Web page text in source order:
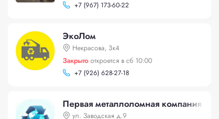
+7 (967) 173-60-22
ЭкоЛом
Некрасова, 3к4
Закрыто откроется в сб 10:00
+7 (926) 628-27-18
Первая металлоломная компания
ул. Заводская д.9